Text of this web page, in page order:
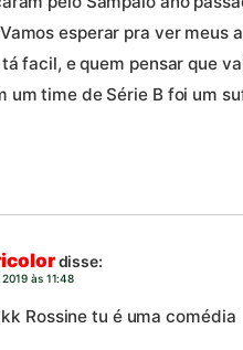
esperar pra ver meus
facil, e quem pensar que
um time de Série B foi um
disse:
às 11:48
Rossine tu é uma comédia